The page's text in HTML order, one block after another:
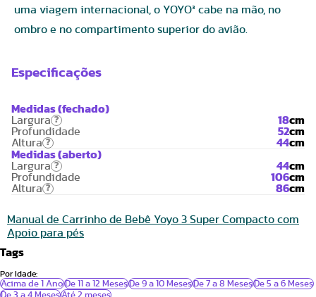
uma viagem internacional, o YOYO³ cabe na mão, no
ombro e no compartimento superior do avião.
Especificações
Medidas (fechado)
Largura ? 18cm
Profundidade
52cm
Altura ? 44cm
Medidas (aberto)
Largura ? 44cm
Profundidade
106cm
Altura ? 86cm
Manual de Carrinho de Bebê Yoyo 3 Super Compacto com
Apoio para pés
Tags
Por Idade:
Acima de 1 AnoDe 11 a 12 MesesDe 9 a 10 MesesDe 7 a 8 MesesDe 5 a 6 Meses
De 3 a 4 MesesAté 2 meses